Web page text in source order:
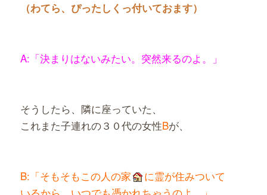
（わてら、ぴったしくっ付いておます）
A:「決まりはないみたい。突然来るのよ。」
そうしたら、隣に座っていた、
これまた子連れの３０代の女性Bが、
B:「そもそもこの人の家
に霊が住みついて